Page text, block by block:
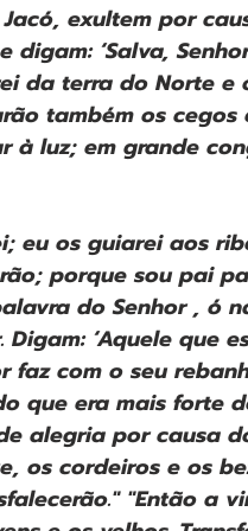
exultem por
digam: ‘Salva,
da terra do Norte
também os
à luz; em grande
eu os guiarei aos
porque sou pai
do Senhor , ó
‘Aquele que
com o seu
que era mais forte
alegria por causa
os cordeiros e os
"Então a